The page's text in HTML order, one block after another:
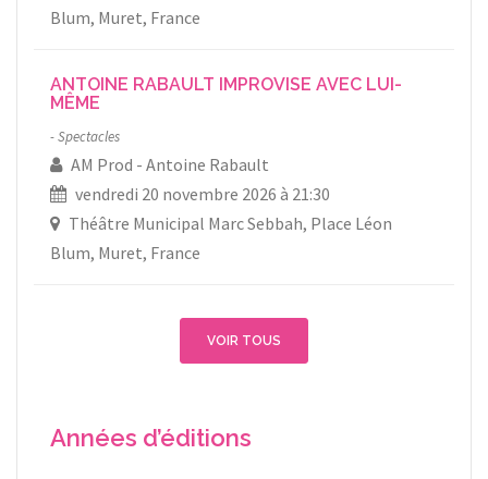
Blum, Muret, France
ANTOINE RABAULT IMPROVISE AVEC LUI-
MÊME
Spectacles
AM Prod
Antoine Rabault
vendredi 20 novembre 2026 à 21:30
Théâtre Municipal Marc Sebbah, Place Léon
Blum, Muret, France
VOIR TOUS
Années d’éditions